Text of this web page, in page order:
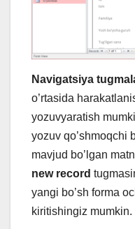
Navigatsiya
o’rtasida
yozuvyaratish
yozuv qo’shmoqchi
mavjud bo’lgan
new record
yangi bo’sh forma
kiritishingiz mumkin.